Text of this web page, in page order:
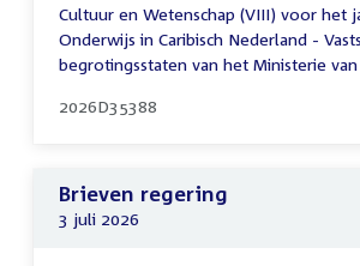
Cultuur en Wetenschap (VIII) voor het
Onderwijs in Caribisch Nederland -
begrotingsstaten van het Ministerie van
2026D35388
Brieven regering
3 juli 2026